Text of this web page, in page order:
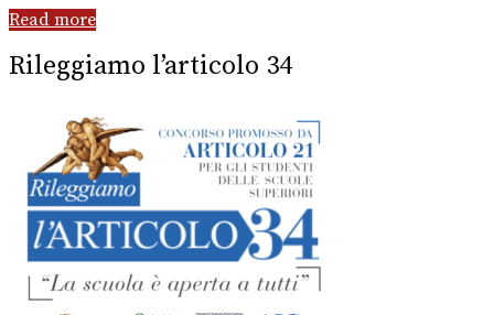
Read more
Rileggiamo l’articolo 34